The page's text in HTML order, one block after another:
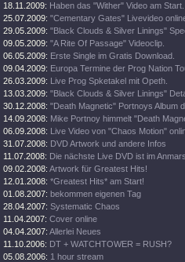
18.11.2009: Haben das "Wither" Video am Start.
25.07.2009: "Cementary Gates" Livevideo
29.05.2009: "Black Clouds & Silver Linings"
09.05.2009: "A Rite Of Passage" Videoclip.
06.05.2009: Erste Single im Gratis Download.
09.04.2009: Europa Termine der Prog Nation
26.03.2009: Live Prog Spketakel mit Opeth.
13.03.2009: "Black Clouds & Silver Linings"
30.12.2008: "Death Magnetic" Portnoys Album
14.09.2008: Mike Portnoy himmelt "Death
06.09.2008: Live Video von "Chaos Motion"
31.07.2008: DVD Artwork und andere Infos
11.07.2008: Die nächste Live DVD ist im
09.02.2008: Artwork für Greatest Hits!
12.01.2008: *Greatest Hits* am Start!
01.08.2007: bekommen eigenen Tag
28.04.2007: Systematic Chaos
11.04.2007: Cover online
04.04.2007: Allerlei Neues
11.10.2006: DT + WATCHTOWER = RUSH?
05.08.2006: 1 hour stream